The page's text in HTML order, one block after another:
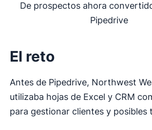
De prospectos ahora
Pipedrive
El reto
Antes de Pipedrive, Northwest
utilizaba hojas de Excel y CRM
para gestionar clientes y posibles